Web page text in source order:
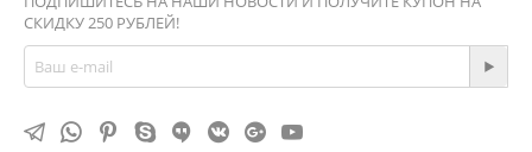
СКИДКУ 250 РУБЛЕЙ!